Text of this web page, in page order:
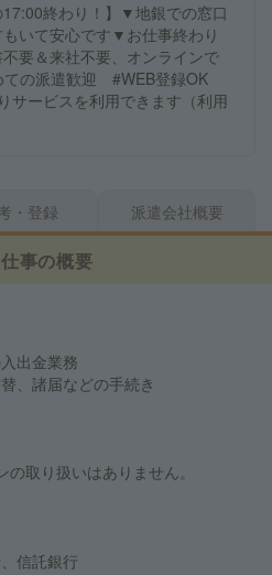
17:00終わり！】▼地銀での窓口
いて安心です▼お仕事終わり
要＆来社不要、オンラインで
の派遣歓迎 #WEB登録OK
サービスを利用できます（利用
・登録 派遣会社概要
事の概要
出金業務
、諸届などの手続き
取り扱いはありません。
信託銀行